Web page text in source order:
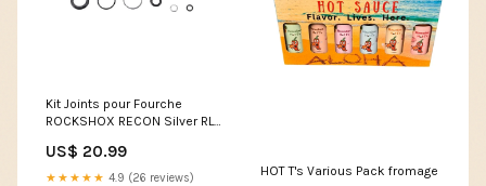
Kit Joints pour Fourche
ROCKSHOX RECON Silver RL
#00.4315.032.628 SOFT-
deperlant
US$ 20.99
★★★★★ 4.9 (26 reviews) HOT T's Various Pack fromage